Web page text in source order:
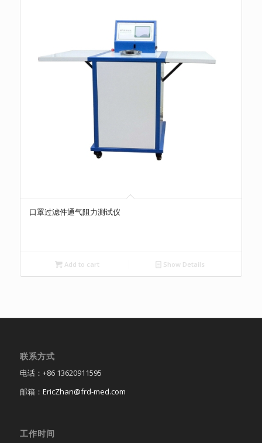
口罩过滤件通气阻力测试仪
Add to cart Show Details
联系方式
电话：+86 13620911595
邮箱： EricZhan@frd-med.com
工作时间